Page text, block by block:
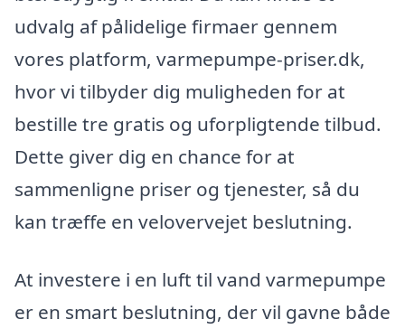
udvalg af pålidelige firmaer gennem
vores platform, varmepumpe-priser.dk,
hvor vi tilbyder dig muligheden for at
bestille tre gratis og uforpligtende tilbud.
Dette giver dig en chance for at
sammenligne priser og tjenester, så du
kan træffe en velovervejet beslutning.
At investere i en luft til vand varmepumpe
er en smart beslutning, der vil gavne både